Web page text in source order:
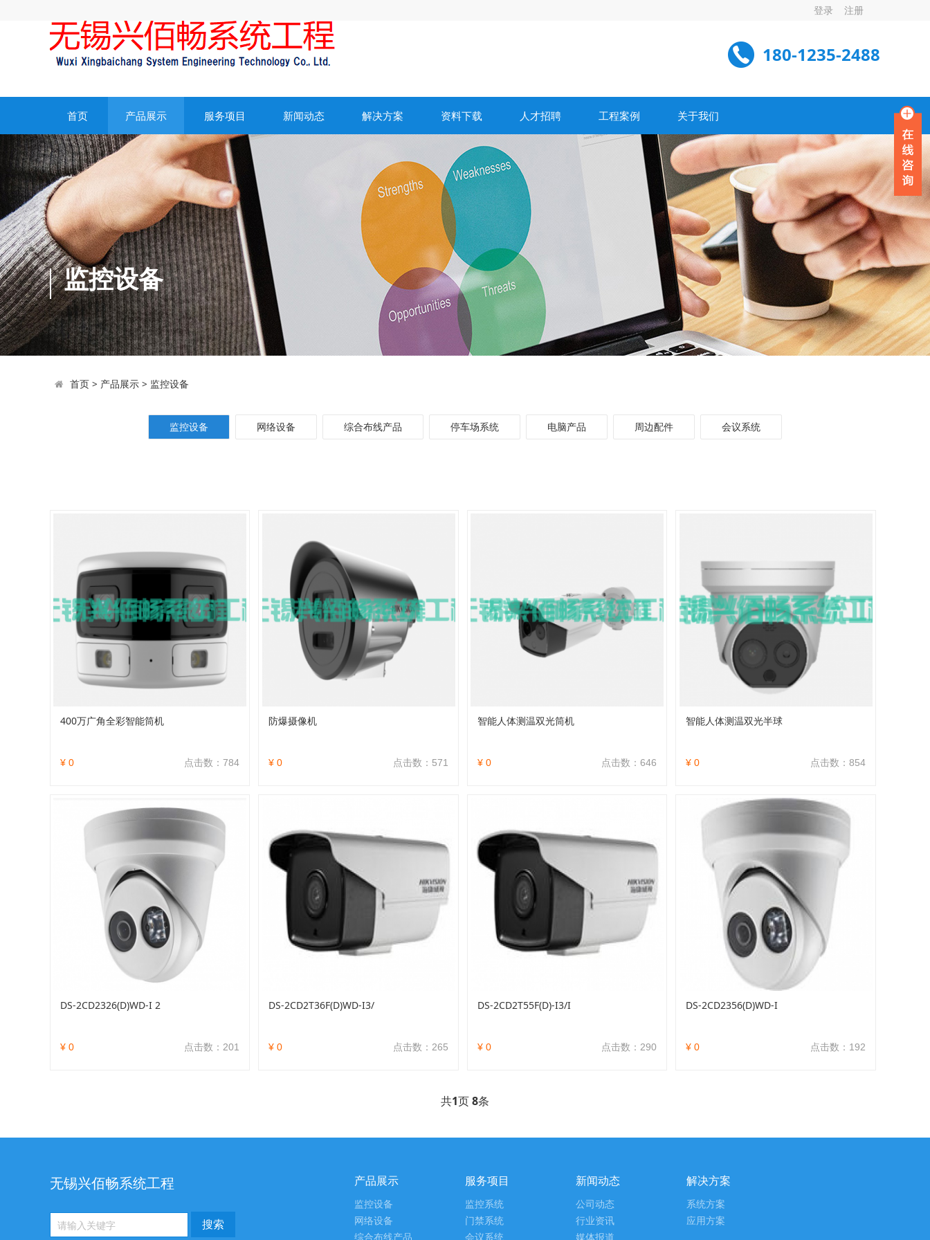
登录 注册
180-1235-2488
首页 产品展示 服务项目 新闻动态 解决方案 资料下载 人才招聘 工程案例 关于我们
监控设备
首页> 产品展示> 监控设备
监控设备 网络设备 综合布线产品 停车场系统 电脑产品 周边配件 会议系统
400万广角全彩智能筒机
点击数：784
¥ 0
防爆摄像机
点击数：571
¥ 0
智能人体测温双光筒机
点击数：646
¥ 0
智能人体测温双光半球
点击数：854
¥ 0
DS-2CD2326(D)WD-I 2
点击数：201
¥ 0
DS-2CD2T36F(D)WD-I3/
点击数：265
¥ 0
DS-2CD2T55F(D)-I3/I
点击数：290
¥ 0
DS-2CD2356(D)WD-I
点击数：192
¥ 0
共1页8条
无锡兴佰畅系统工程 产品展示
监控设备
网络设备
综合布线产品
服务项目
监控系统
门禁系统
会议系统
新闻动态
公司动态
行业资讯
媒体报道
解决方案
系统方案
应用方案